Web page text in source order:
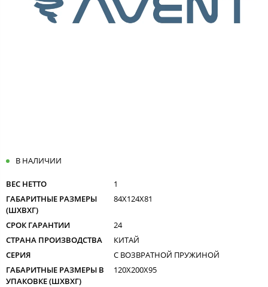
В НАЛИЧИИ
ВЕС НЕТТО
1
ГАБАРИТНЫЕ РАЗМЕРЫ
(ШXВXГ)
84X124X81
СРОК ГАРАНТИИ
24
СТРАНА ПРОИЗВОДСТВА
КИТАЙ
СЕРИЯ
С ВОЗВРАТНОЙ ПРУЖИНОЙ
ГАБАРИТНЫЕ РАЗМЕРЫ В
УПАКОВКЕ (ШXВXГ)
120X200X95